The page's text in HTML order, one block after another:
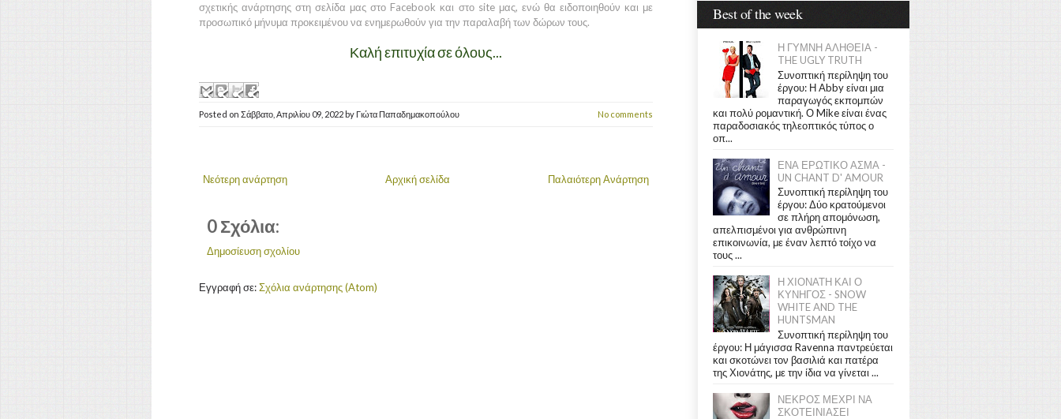
σχετικής ανάρτησης στη σελίδα μας στο Facebook και στο site μας, ενώ θα ειδοποιηθούν και με
προσωπικό μήνυμα προκειμένου να ενημερωθούν για την παραλαβή των δώρων τους.
Καλή επιτυχία σε όλους...
Posted on Σάββατο, Απριλίου 09, 2022 by Γιώτα Παπαδημακοπούλου No comments
Νεότερη ανάρτηση Παλαιότερη Ανάρτηση
Αρχική σελίδα
0 Σχόλια:
Δημοσίευση σχολίου
Εγγραφή σε:Σχόλια ανάρτησης (Atom)
Best of the week
Η ΓΥΜΝΗ ΑΛΗΘΕΙΑ -
THE UGLY TRUTH
Συνοπτική περίληψη του
έργου: Η Abby είναι μια
παραγωγός εκπομπών
και πολύ ρομαντική. Ο Mike είναι ένας
παραδοσιακός τηλεοπτικός τύπος ο
οπ...
ΕΝΑ ΕΡΩΤΙΚΟ ΑΣΜΑ -
UN CHANT D' AMOUR
Συνοπτική περίληψη του
έργου: Δύο κρατούμενοι
σε πλήρη απομόνωση,
απελπισμένοι για ανθρώπινη
επικοινωνία, με έναν λεπτό τοίχο να
τους ...
Η ΧΙΟΝΑΤΗ ΚΑΙ Ο
ΚΥΝΗΓΟΣ - SNOW
WHITE AND THE
HUNTSMAN
Συνοπτική περίληψη του
έργου: Η μάγισσα Ravenna παντρεύεται
και σκοτώνει τον βασιλιά και πατέρα
της Χιονάτης, με την ίδια να γίνεται ...
ΝΕΚΡΟΣ ΜΕΧΡΙ ΝΑ
ΣΚΟΤΕΙΝΙΑΣΕΙ